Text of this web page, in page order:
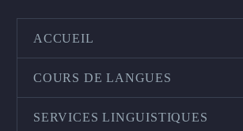
ACCUEIL
COURS DE LANGUES
SERVICES LINGUISTIQUES